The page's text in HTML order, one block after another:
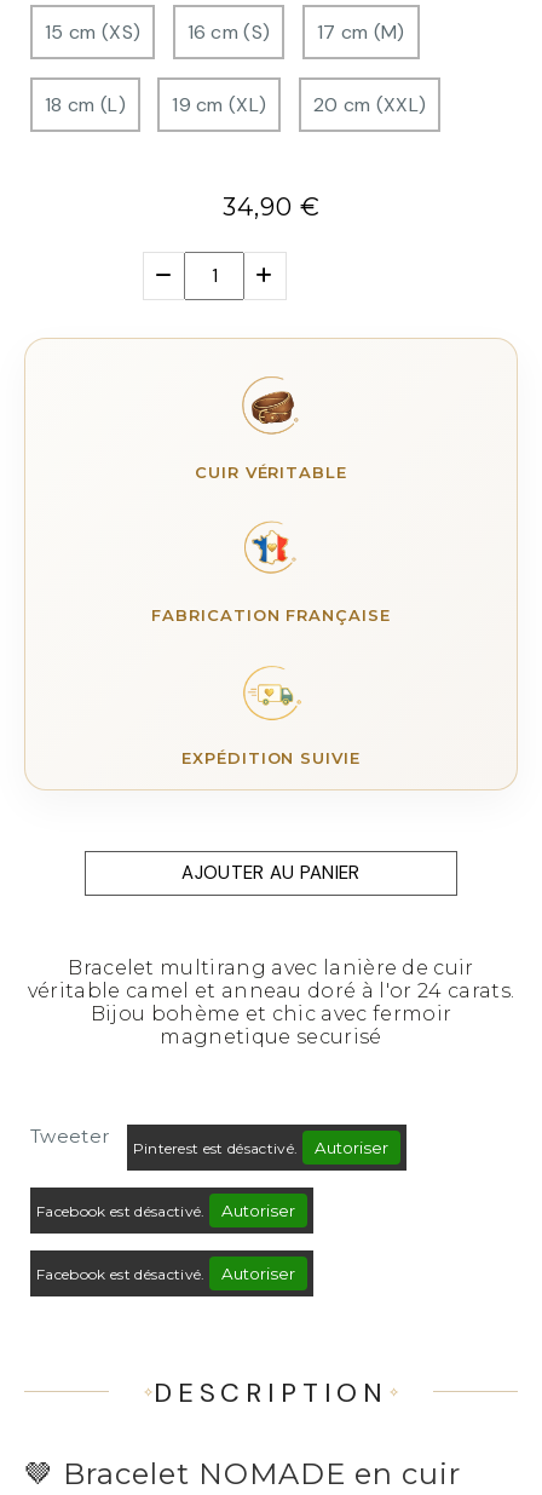
15 cm (XS) 16 cm (S) 17 cm (M)
18 cm (L) 19 cm (XL) 20 cm (XXL)
34,90 €
CUIR VÉRITABLE
FABRICATION FRANÇAISE
EXPÉDITION SUIVIE
AJOUTER AU PANIER
Bracelet multirang avec lanière de cuir
véritable camel et anneau doré à l'or 24 carats.
Bijou bohème et chic avec fermoir
magnetique securisé
Tweeter
Pinterest est désactivé. Autoriser
Facebook est désactivé. Autoriser
Facebook est désactivé. Autoriser
DESCRIPTION
🤎 Bracelet NOMADE en cuir